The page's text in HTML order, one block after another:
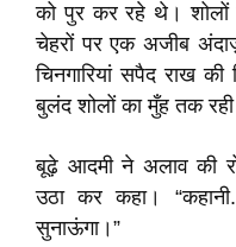
को पुर कर रहे थे। शोलों
चेहरों पर एक अजीब
चिनगारियां सपैद राख
बुलंद शोलों का मुँह तक रही
बूढ़े आदमी ने अलाव की
उठा कर कहा।
सुनाऊंगा।”